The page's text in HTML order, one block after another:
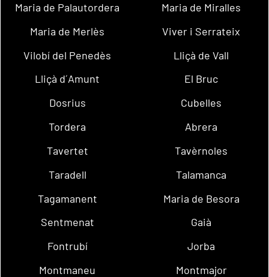
Maria de Palautordera
Maria de Miralles
Maria de Merlès
Viver i Serrateix
Vilobí del Penedès
Lliçà de Vall
Lliçà d´Amunt
El Bruc
Dosrius
Cubelles
Tordera
Abrera
Tavertet
Tavèrnoles
Taradell
Talamanca
Tagamanent
Maria de Besora
Sentmenat
Gaià
Fontrubí
Jorba
Montmaneu
Montmajor